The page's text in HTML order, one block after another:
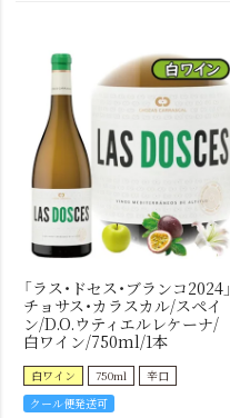
「ラス・ドセス・ブランコ2024」
チョサス・カラスカル/スペイ
ン/D.O.ウティエルレケーナ/
白ワイン/750ml/1本
白ワイン 750ml
辛口
クール便発送可